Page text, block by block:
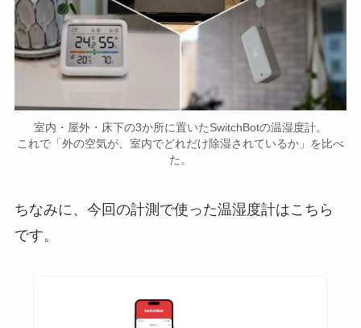
室内・屋外・床下の3か所に置いたSwitchBotの温湿度計。
これで「外の空気が、室内でどれだけ除湿されているか」を比べ
た。
ちなみに、今回の計測で使った温湿度計はこちら
です。